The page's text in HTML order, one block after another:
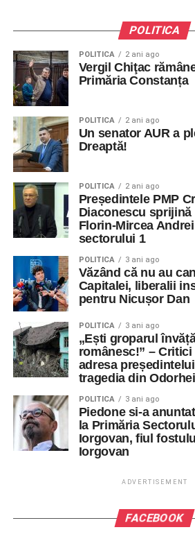
POLITICA
POLITICA 2 ani ago
Vergil Chiţac
Primăria Constanța
POLITICA 2 ani ago
Un senator AUR a
Dreaptă!
POLITICA 2 ani ago
Președintele PMP
Diaconescu
Florin-Mircea
sectorului 1
POLITICA 3 ani ago
Văzând că nu au
Capitalei, liberalii
pentru Nicușor Dan
POLITICA 3 ani ago
„Ești groparul
românesc!” –
adresa
tragedia din
POLITICA 3 ani ago
Piedone si-a
la Primăria
Iorgovan, fiul
Iorgovan
ADVERTISEMENT
FACEBOOK